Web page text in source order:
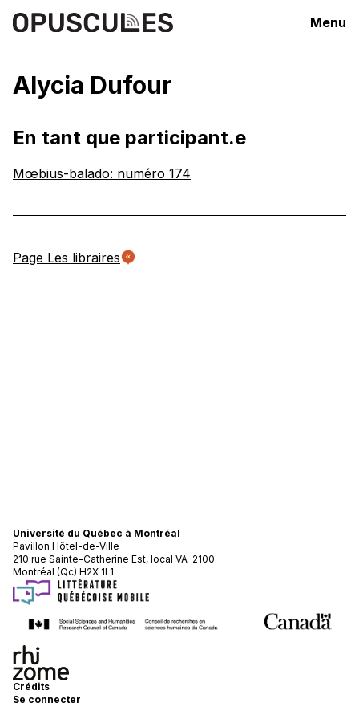
Menu
Alycia Dufour
En tant que participant.e
Mœbius-balado: numéro 174
Page Les libraires
Université du Québec à Montréal
Pavillon Hôtel-de-Ville
210 rue Sainte-Catherine Est, local VA-2100
Montréal (Qc) H2X 1L1
Crédits
Se connecter